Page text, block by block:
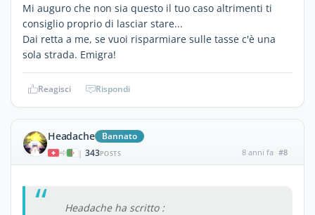
Mi auguro che non sia questo il tuo caso altrimenti ti
consiglio proprio di lasciar stare...
Dai retta a me, se vuoi risparmiare sulle tasse c'è una
sola strada. Emigra!
Reagisci Rispondi
Headache Bannato
| 343POSTS 8 anni fa #8
Headache ha scritto :